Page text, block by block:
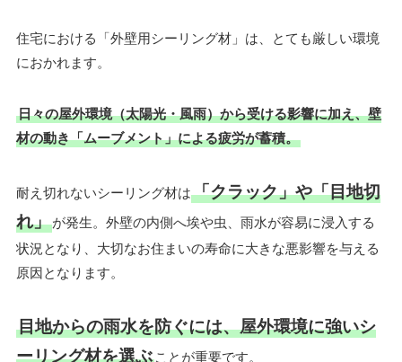
住宅における「外壁用シーリング材」は、とても厳しい環境
におかれます。
日々の屋外環境（太陽光・風雨）から受ける影響に加え、壁
材の動き「ムーブメント」による疲労が蓄積。
耐え切れないシーリング材は「クラック」や「目地切
れ」が発生。外壁の内側へ埃や虫、雨水が容易に浸入する
状況となり、大切なお住まいの寿命に大きな悪影響を与える
原因となります。
目地からの雨水を防ぐには、屋外環境に強いシ
ーリング材を選ぶことが重要です。